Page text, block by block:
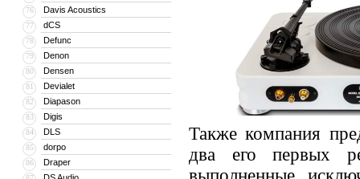
76 Davis Acoustics
77 dCS
78 Defunc
79 Denon
80 Densen
81 Devialet
82 Diapason
83 Digis
84 DLS
85 dorpo
86 Draper
Также компания
два его первых